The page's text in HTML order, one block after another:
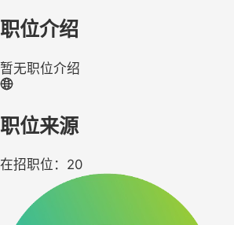
职位介绍
暂无职位介绍
职位来源
在招职位：20